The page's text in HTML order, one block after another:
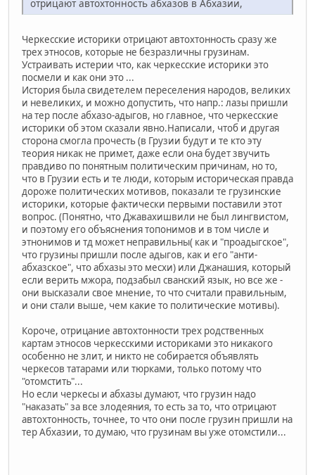
отрицают автохтонность абхазов в Абхазии,
Черкесские историки отрицают автохтонность сразу же
трех этносов, которые не безразличны грузинам.
Устраивать истерии что, как черкесские историки это
посмели и как они это ...
История была свидетелем переселения народов, великих
и невеликих, и можно допустить, что напр.: лазы пришли
на тер после абхазо-адыгов, но главное, что черкесские
историки об этом сказали явно.Написали, чтоб и другая
сторона смогла прочесть (в Грузии будут и те кто эту
теория никак не примет, даже если она будет звучить
правдиво по понятным политическим причинам, но то,
что в Грузии есть и те люди, которым историческая правда
дороже политических мотивов, показали те грузинские
историки, которые фактически первыми поставили этот
вопрос. (Понятно, что Джавахишвили не был лингвистом,
и поэтому его объяснения топонимов и в том числе и
этнонимов и тд может неправильны( как и "проадыгское",
что грузины пришли после адыгов, как и его "анти-
абхазское", что абхазы это месхи) или Джанашия, который
если верить мжора, подзабыл сванский язык, но все же -
они высказали свое мнение, то что считали правильным,
и они стали выше, чем какие то политические мотивы).
Короче, отрицание автохтонности трех родственных
картам этносов черкесскими историками это никакого
особенно не злит, и никто не собирается объявлять
черкесов татарами или тюрками, только потому что
"отомстить"...
Но если черкесы и абхазы думают, что грузин надо
"наказать" за все злодеяния, то есть за то, что отрицают
автохтонность, точнее, то что они после грузин пришли на
тер Абхазии, то думаю, что грузинам вы уже отомстили...